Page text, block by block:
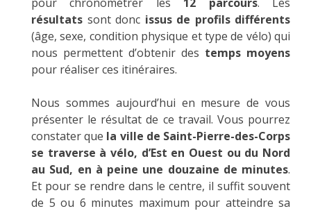
résultats sont donc issus de profils différents
(âge, sexe, condition physique et type de vélo) qui
nous permettent d’obtenir des temps moyens
pour réaliser ces itinéraires.
Nous sommes aujourd’hui en mesure de vous
présenter le résultat de ce travail. Vous pourrez
constater que la ville de Saint-Pierre-des-Corps
se traverse à vélo, d’Est en Ouest ou du Nord
au Sud, en à peine une douzaine de minutes.
Et pour se rendre dans le centre, il suffit souvent
de 5 ou 6 minutes maximum pour atteindre sa